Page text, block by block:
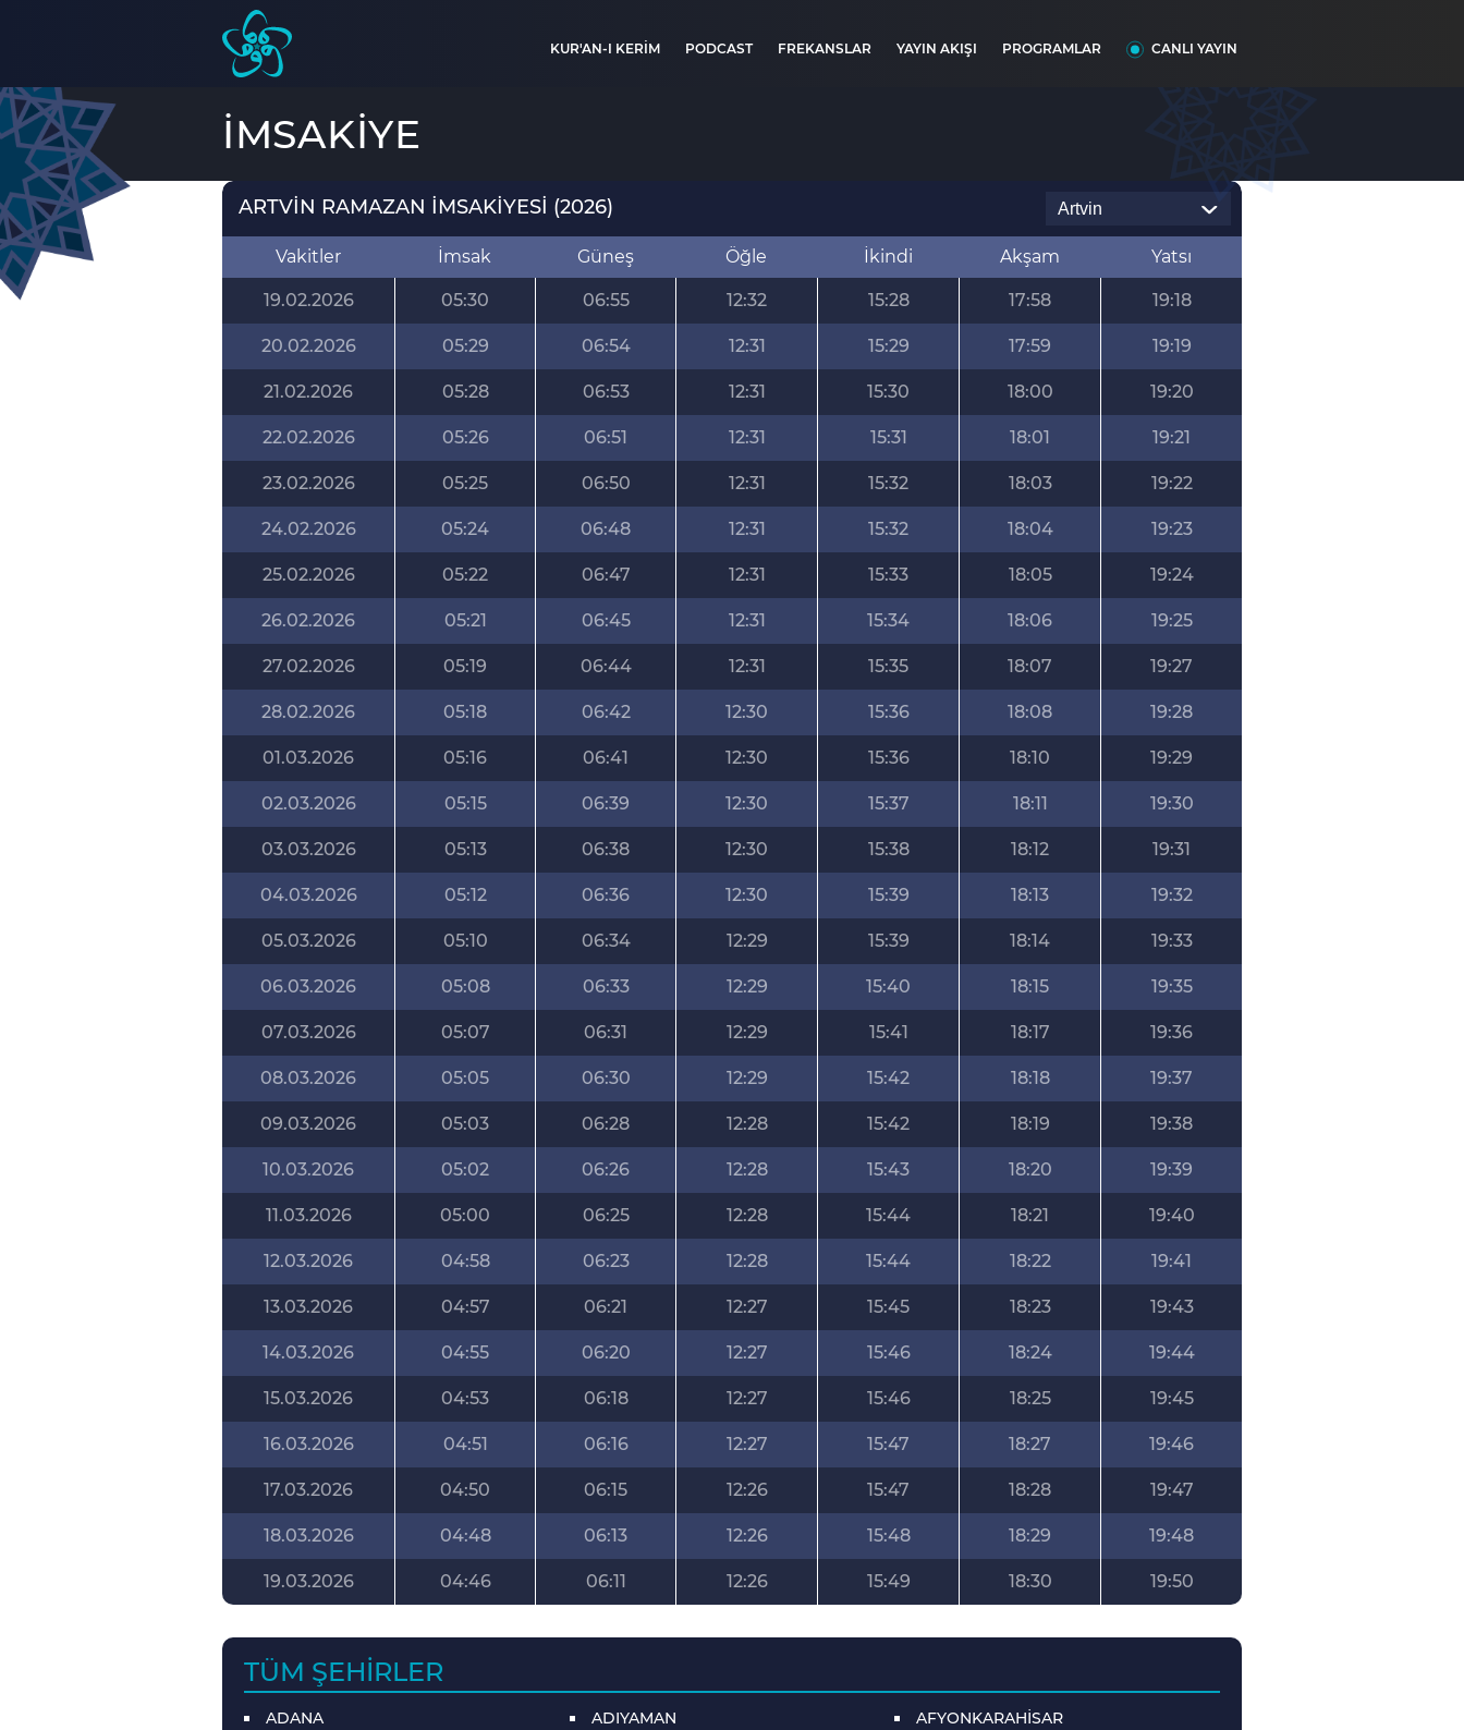
KUR'AN-I KERİM PODCAST FREKANSLAR YAYIN AKIŞI PROGRAMLAR CANLI YAYIN
İMSAKİYE
ARTVİN RAMAZAN İMSAKİYESİ (2026)
Vakitler İmsak Güneş Öğle İkindi Akşam Yatsı
19.02.2026 05:30 06:55 12:32 15:28 17:58 19:18
20.02.2026 05:29 06:54 12:31 15:29 17:59 19:19
21.02.2026 05:28 06:53 12:31 15:30 18:00 19:20
22.02.2026 05:26 06:51 12:31 15:31 18:01 19:21
23.02.2026 05:25 06:50 12:31 15:32 18:03 19:22
24.02.2026 05:24 06:48 12:31 15:32 18:04 19:23
25.02.2026 05:22 06:47 12:31 15:33 18:05 19:24
26.02.2026 05:21 06:45 12:31 15:34 18:06 19:25
27.02.2026 05:19 06:44 12:31 15:35 18:07 19:27
28.02.2026 05:18 06:42 12:30 15:36 18:08 19:28
01.03.2026 05:16 06:41 12:30 15:36 18:10 19:29
02.03.2026 05:15 06:39 12:30 15:37 18:11 19:30
03.03.2026 05:13 06:38 12:30 15:38 18:12 19:31
04.03.2026 05:12 06:36 12:30 15:39 18:13 19:32
05.03.2026 05:10 06:34 12:29 15:39 18:14 19:33
06.03.2026 05:08 06:33 12:29 15:40 18:15 19:35
07.03.2026 05:07 06:31 12:29 15:41 18:17 19:36
08.03.2026 05:05 06:30 12:29 15:42 18:18 19:37
09.03.2026 05:03 06:28 12:28 15:42 18:19 19:38
10.03.2026 05:02 06:26 12:28 15:43 18:20 19:39
11.03.2026 05:00 06:25 12:28 15:44 18:21 19:40
12.03.2026 04:58 06:23 12:28 15:44 18:22 19:41
13.03.2026 04:57 06:21 12:27 15:45 18:23 19:43
14.03.2026 04:55 06:20 12:27 15:46 18:24 19:44
15.03.2026 04:53 06:18 12:27 15:46 18:25 19:45
16.03.2026 04:51 06:16 12:27 15:47 18:27 19:46
17.03.2026 04:50 06:15 12:26 15:47 18:28 19:47
18.03.2026 04:48 06:13 12:26 15:48 18:29 19:48
19.03.2026 04:46 06:11 12:26 15:49 18:30 19:50
TÜM ŞEHIRLER
ADANA ADIYAMAN
AFYONKARAHİSAR